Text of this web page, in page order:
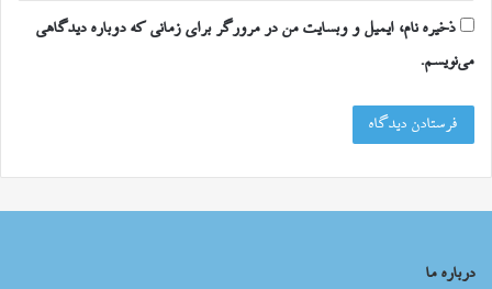
ذخیره نام، ایمیل و وبسایت من در مرورگر برای زمانی که دوباره دیدگاهی
می‌نویسم.
درباره ما